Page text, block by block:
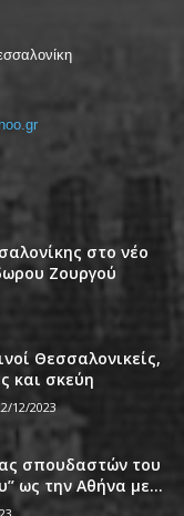
στο νέο
Ζουργού
Θεσσαλονικείς,
και σκεύη
12/2023
σπουδαστών του
ως την Αθήνα με...